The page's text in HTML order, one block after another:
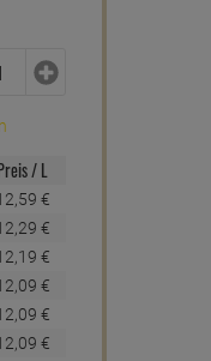
/ L
59 €
29 €
19 €
09 €
09 €
09 €